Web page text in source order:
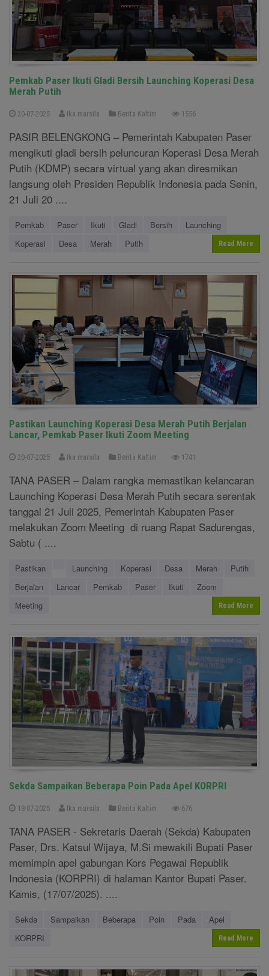
Pemkab Paser Ikuti Gladi Bersih Launching Koperasi Desa
Merah Putih
20-07-2025 Ika marsila Berita Kaltim 1556
PASIR BELENGKONG – Pemerintah Kabupaten Paser
mengikuti gladi bersih peluncuran Koperasi Desa Merah
Putih (KDMP) secara virtual yang akan diresmikan
langsung oleh Presiden Republik Indonesia pada Senin,
21 Juli 20 ....
Pemkab Paser Ikuti Gladi Bersih
Launching
Koperasi
Desa Merah Putih Read More
Pastikan Launching Koperasi Desa Merah Putih Berjalan
Lancar, Pemkab Paser Ikuti Zoom Meeting
20-07-2025 Ika marsila Berita Kaltim 1741
TANA PASER – Dalam rangka memastikan kelancaran
Launching Koperasi Desa Merah Putih secara serentak
tanggal 21 Juli 2025, Pemerintah Kabupaten Paser
melakukan Zoom Meeting di ruang Rapat Sadurengas,
Sabtu ( ....
Pastikan Launching Koperasi Desa Merah
Putih
Berjalan
Lancar Pemkab Paser Ikuti
Zoom
Meeting
Read More
Sekda Sampaikan Beberapa Poin Pada Apel KORPRI
18-07-2025 Ika marsila Berita Kaltim 676
TANA PASER - Sekretaris Daerah (Sekda) Kabupaten
Paser, Drs. Katsul Wijaya, M.Si mewakili Bupati Paser
memimpin apel gabungan Kors Pegawai Republik
Indonesia (KORPRI) di halaman Kantor Bupati Paser.
Kamis, (17/07/2025). ....
Sekda Sampaikan Beberapa Poin Pada
Apel
KORPRI
Read More